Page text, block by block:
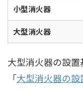
小型消火器
大型消火器
大型消火器の設
「大型消火器の設